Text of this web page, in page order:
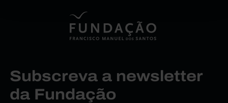
Subscreva a newsletter
da Fundação